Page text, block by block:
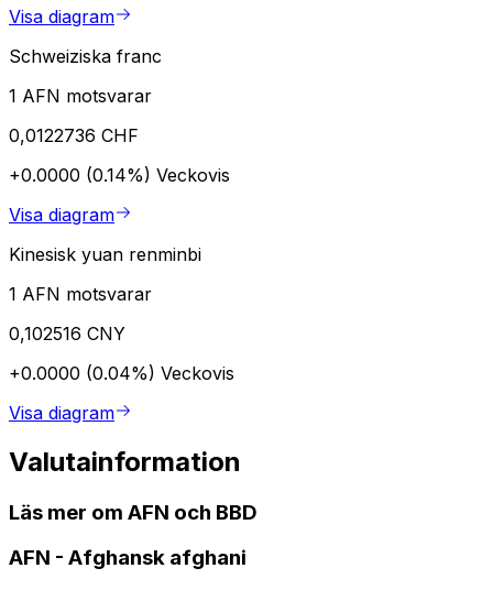
Visa diagram
Schweiziska franc
1 AFN motsvarar
0,0122736 CHF
+0.0000 (0.14%) Veckovis
Visa diagram
Kinesisk yuan renminbi
1 AFN motsvarar
0,102516 CNY
+0.0000 (0.04%) Veckovis
Visa diagram
Valutainformation
Läs mer om AFN och BBD
AFN - Afghansk afghani